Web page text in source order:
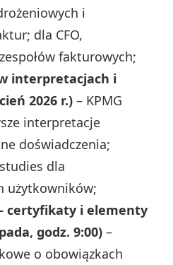
i
dla CFO,
fakturowych;
interpretacjach i
2026 r.) – KPMG
interpretacje
doświadczenia;
dla
użytkowników;
certyfikaty i elementy
godz. 9:00) –
o obowiązkach